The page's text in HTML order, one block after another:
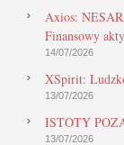
Axios:
Finansowy
14/07/2026
XSpirit:
13/07/2026
ISTOTY
13/07/2026